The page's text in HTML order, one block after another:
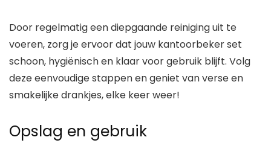
Door regelmatig een diepgaande reiniging uit te
voeren, zorg je ervoor dat jouw kantoorbeker set
schoon, hygiënisch en klaar voor gebruik blijft. Volg
deze eenvoudige stappen en geniet van verse en
smakelijke drankjes, elke keer weer!
Opslag en gebruik